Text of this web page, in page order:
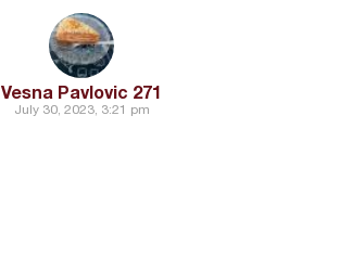
Vesna Pavlovic 271
July 30, 2023, 3:21 pm